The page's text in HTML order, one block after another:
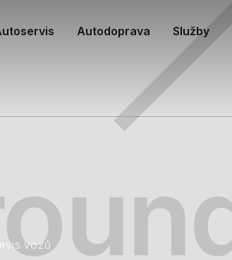
Autodoprava Služby
VOZŮ